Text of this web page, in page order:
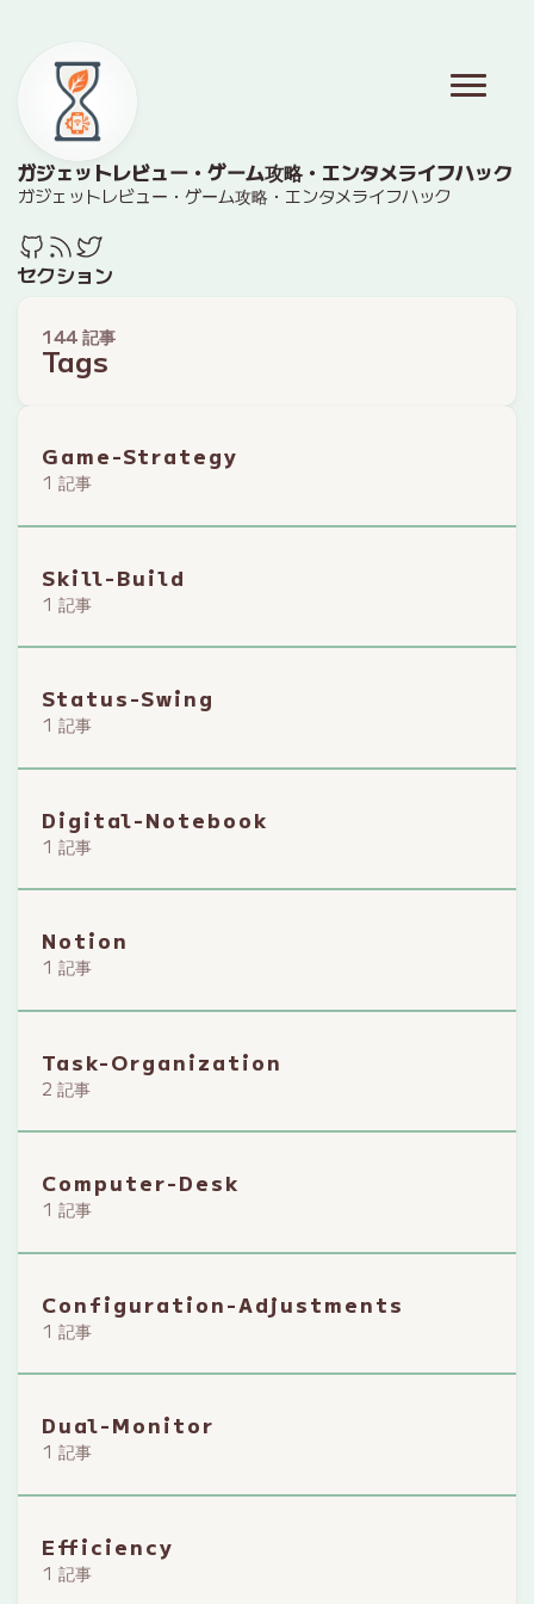
ガジェットレビュー・ゲーム攻略・エンタメライフハック
ガジェットレビュー・ゲーム攻略・エンタメライフハック
セクション
144 記事
Tags
Game-Strategy
1 記事
Skill-Build
1 記事
Status-Swing
1 記事
Digital-Notebook
1 記事
Notion
1 記事
Task-Organization
2 記事
Computer-Desk
1 記事
Configuration-Adjustments
1 記事
Dual-Monitor
1 記事
Efficiency
1 記事